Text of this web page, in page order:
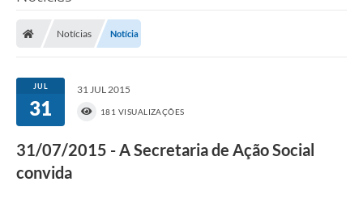
Notícias Notícia
JUL
31
31 JUL 2015
181 VISUALIZAÇÕES
31/07/2015 - A Secretaria de Ação Social
convida